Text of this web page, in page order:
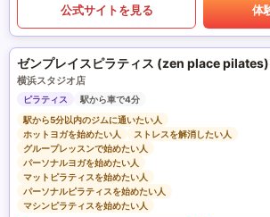
公式サイトを見る 体
ゼンプレイスピラティス (zen place pilates)
横浜スタジオ店
ピラティス
駅から車で4分
駅から5分以内のジムに通いたい人
ホットヨガを始めたい人
ストレスを解消したい人
グループレッスンで始めたい人
パーソナルヨガを始めたい人
マットピラティスを始めたい人
パーソナルピラティスを始めたい人
マシンピラティスを始めたい人